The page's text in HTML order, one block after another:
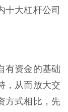
十大杠杆公司
有资金的基础
，从而放大交
方式相比，先